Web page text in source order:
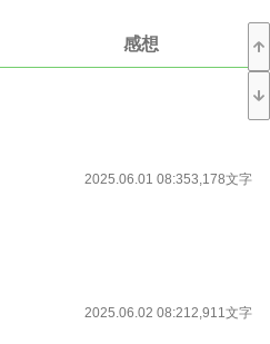
。
ーーーー
全般を担い、認知症の祖母の”ケア”に勤
るしかないのかな……。
に買い出しに出かけたスーパーの前で、梨
感想
2025.06.01 08:353,178文字
2025.06.02 08:212,911文字